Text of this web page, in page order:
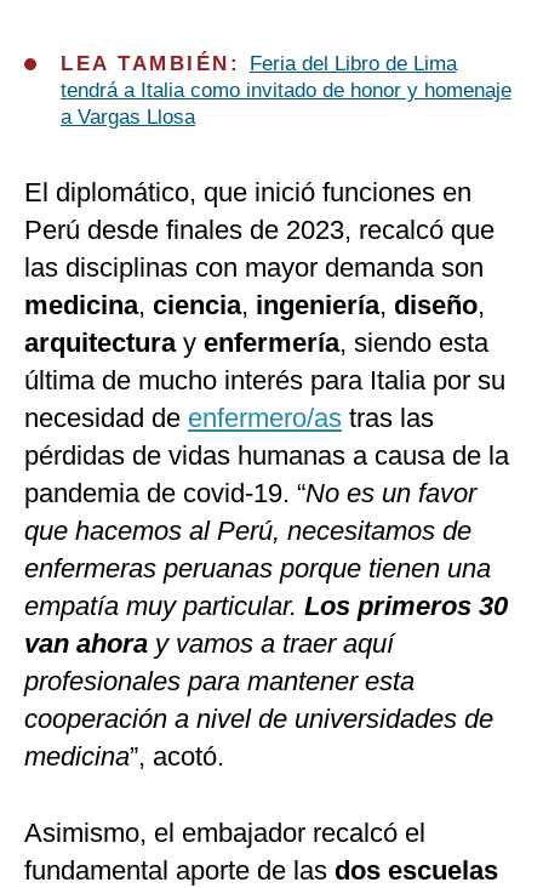
LEA TAMBIÉN:
Feria del Libro de Lima
tendrá a Italia como invitado de honor y homenaje
a Vargas Llosa
El diplomático, que inició funciones en
Perú desde finales de 2023, recalcó que
las disciplinas con mayor demanda son
medicina, ciencia, ingeniería, diseño,
arquitectura y enfermería, siendo esta
última de mucho interés para Italia por su
necesidad de enfermero/as tras las
pérdidas de vidas humanas a causa de la
pandemia de covid-19. “No es un favor
que hacemos al Perú, necesitamos de
enfermeras peruanas porque tienen una
empatía muy particular. Los primeros 30
van ahora y vamos a traer aquí
profesionales para mantener esta
cooperación a nivel de universidades de
medicina”, acotó.
Asimismo, el embajador recalcó el
fundamental aporte de las dos escuelas